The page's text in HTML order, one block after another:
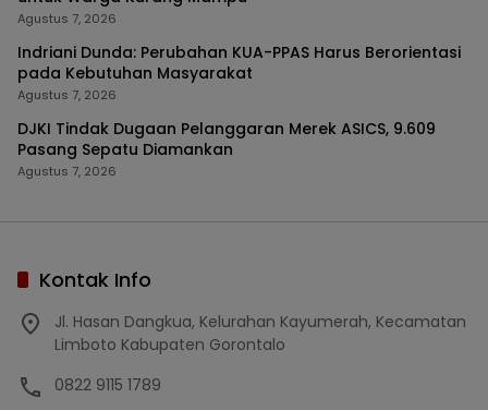
Agustus 7, 2026
Indriani Dunda: Perubahan KUA-PPAS Harus Berorientasi
pada Kebutuhan Masyarakat
Agustus 7, 2026
DJKI Tindak Dugaan Pelanggaran Merek ASICS, 9.609
Pasang Sepatu Diamankan
Agustus 7, 2026
Kontak Info
Jl. Hasan Dangkua, Kelurahan Kayumerah, Kecamatan
Limboto Kabupaten Gorontalo
0822 9115 1789